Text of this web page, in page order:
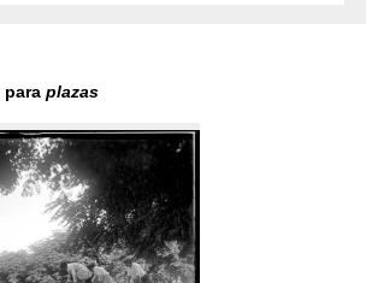
para plazas